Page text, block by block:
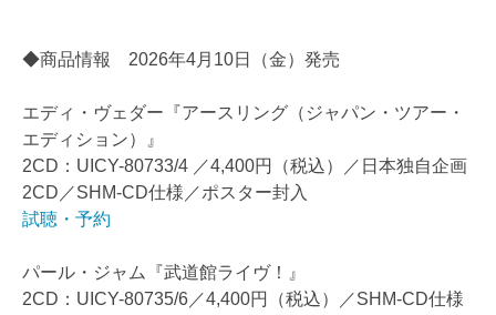
◆商品情報 2026年4月10日（金）発売
エディ・ヴェダー『アースリング（ジャパン・ツアー・
エディション）』
2CD：UICY-80733/4 ／4,400円（税込）／日本独自企画
2CD／SHM-CD仕様／ポスター封入
試聴・予約
パール・ジャム『武道館ライヴ！』
2CD：UICY-80735/6／4,400円（税込）／SHM-CD仕様